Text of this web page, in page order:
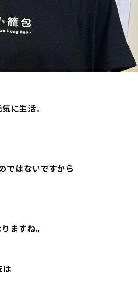
に生活。
ではないですから
ますね。
は